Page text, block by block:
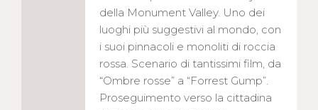
della Monument Valley. Uno dei
luoghi più suggestivi al mondo, con
i suoi pinnacoli e monoliti di roccia
rossa. Scenario di tantissimi film, da
“Ombre rosse” a “Forrest Gump”.
Proseguimento verso la cittadina